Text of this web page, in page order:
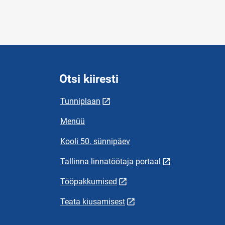
Otsi kiiresti
Tunniplaan
Menüü
Kooli 50. sünnipäev
Tallinna linnatöötaja portaal
Tööpakkumised
Teata kiusamisest